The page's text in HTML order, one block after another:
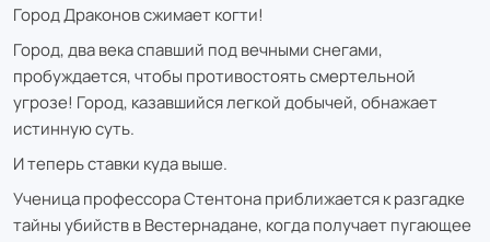
Город Драконов сжимает когти!
Город, два века спавший под вечными снегами,
пробуждается, чтобы противостоять смертельной
угрозе! Город, казавшийся легкой добычей, обнажает
истинную суть.
И теперь ставки куда выше.
Ученица профессора Стентона приближается к разгадке
тайны убийств в Вестернадане, когда получает пугающее